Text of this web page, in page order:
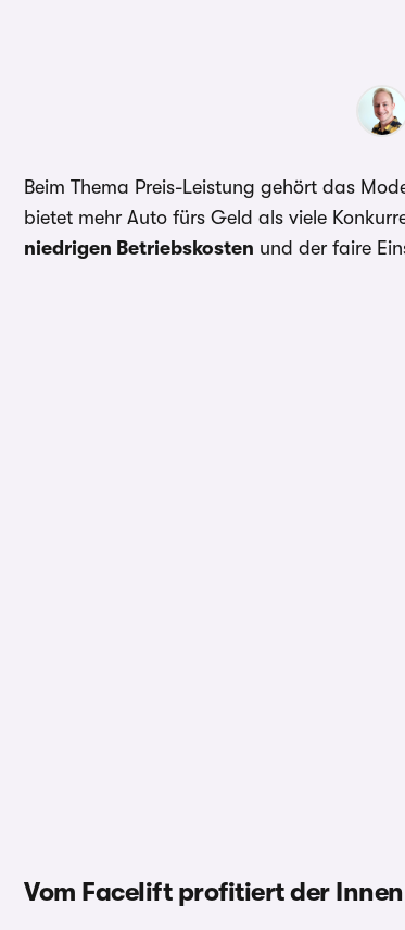
Beim Thema Preis-Leistung gehört das
bietet mehr Auto fürs Geld als viele
niedrigen Betriebskosten und der faire
Vom Facelift profitiert der